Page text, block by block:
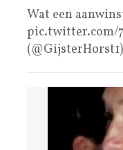
Wat een
pic.twitter.com/